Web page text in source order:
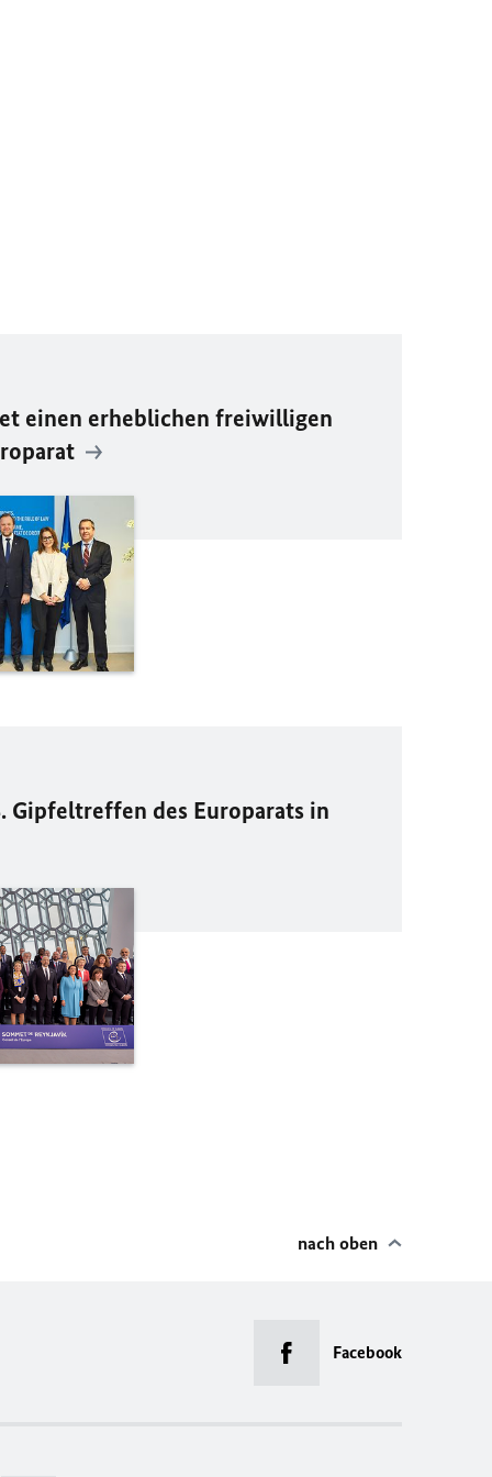
einen erheblichen freiwilligen
Gipfeltreffen des Europarats in
nach oben
Facebook